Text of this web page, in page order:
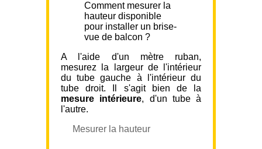
Comment mesurer la
hauteur disponible
pour installer un brise-
vue de balcon ?
A l'aide d'un mètre ruban,
mesurez la largeur de l'intérieur
du tube gauche à l'intérieur du
tube droit. Il s'agit bien de la
mesure intérieure, d'un tube à
l'autre.
Mesurer la hauteur